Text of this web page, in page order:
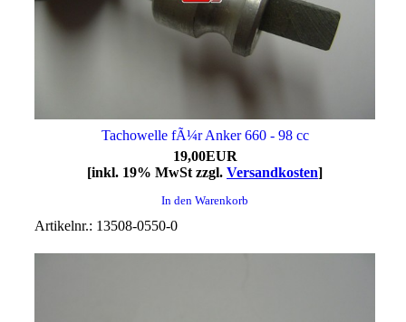
Tachowelle fÃ¼r Anker 660 - 98 cc
19,00EUR
[inkl. 19% MwSt zzgl. Versandkosten]
In den Warenkorb
Artikelnr.: 13508-0550-0